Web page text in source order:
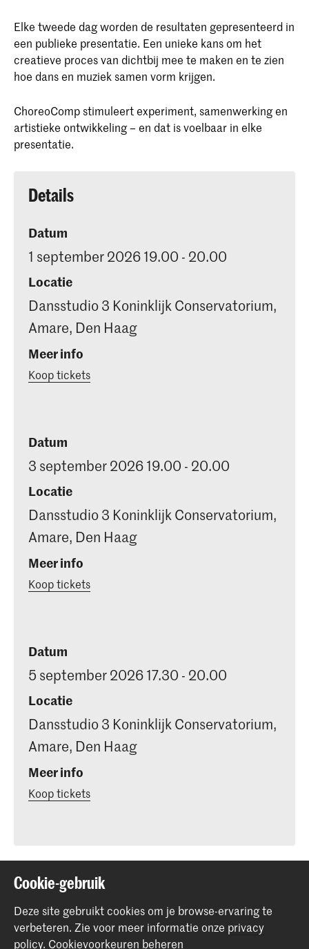
Elke tweede dag worden de resultaten gepresenteerd in
een publieke presentatie. Een unieke kans om het
creatieve proces van dichtbij mee te maken en te zien
hoe dans en muziek samen vorm krijgen.
ChoreoComp stimuleert experiment, samenwerking en
artistieke ontwikkeling – en dat is voelbaar in elke
presentatie.
Details
Datum
1 september 2026 19.00 - 20.00
Locatie
Dansstudio 3 Koninklijk Conservatorium,
Amare, Den Haag
Meer info
Koop tickets
Datum
3 september 2026 19.00 - 20.00
Locatie
Dansstudio 3 Koninklijk Conservatorium,
Amare, Den Haag
Meer info
Koop tickets
Datum
5 september 2026 17.30 - 20.00
Locatie
Dansstudio 3 Koninklijk Conservatorium,
Amare, Den Haag
Meer info
Koop tickets
Deel dit item
Terug naar boven
Cookie-gebruik
Deze site gebruikt cookies om je browse-ervaring te
verbeteren. Zie voor meer informatie onze privacy
policy. Cookievoorkeuren beheren